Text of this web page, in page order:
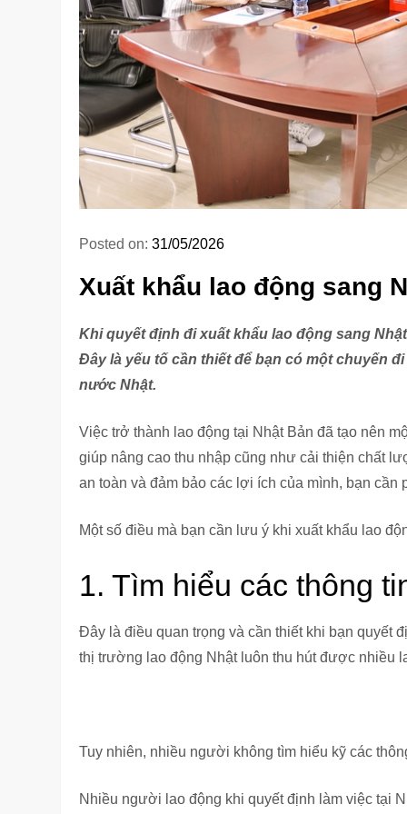
Posted on:31/05/2026
Xuất khẩu lao động sang
Khi quyết định đi xuất khẩu lao động sang
Đây là yếu tố cần thiết để bạn có một chuyến
nước Nhật.
Việc trở thành lao động tại Nhật Bản đã tạo nên
giúp nâng cao thu nhập cũng như cải thiện chất
an toàn và đảm bảo các lợi ích của mình, bạn cần
Một số điều mà bạn cần lưu ý khi xuất khẩu lao
1. Tìm hiểu các thông
Đây là điều quan trọng và cần thiết khi bạn quyết
thị trường lao động Nhật luôn thu hút được nhiều
Tuy nhiên, nhiều người không tìm hiểu kỹ các
Nhiều người lao động khi quyết định làm việc tại